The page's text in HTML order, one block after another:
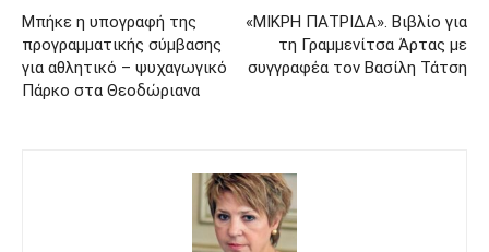
Μπήκε η υπογραφή της
προγραμματικής σύμβασης
για αθλητικό – ψυχαγωγικό
Πάρκο στα Θεοδώριανα
«ΜΙΚΡΗ ΠΑΤΡΙΔΑ». Βιβλίο για
τη Γραμμενίτσα Άρτας με
συγγραφέα τον Βασίλη Τάτση